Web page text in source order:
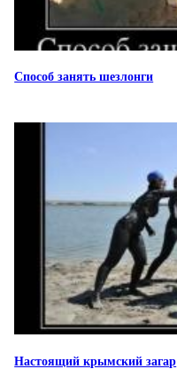
Способ занять шезлонги
Настоящий крымский загар